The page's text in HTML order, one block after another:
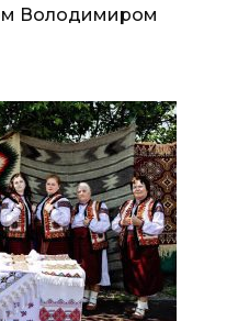
Володимиром